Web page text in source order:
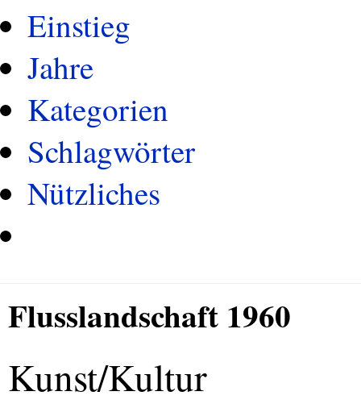
Einstieg
Jahre
Kategorien
Schlagwörter
Nützliches
Flusslandschaft 1960
Kunst/Kultur